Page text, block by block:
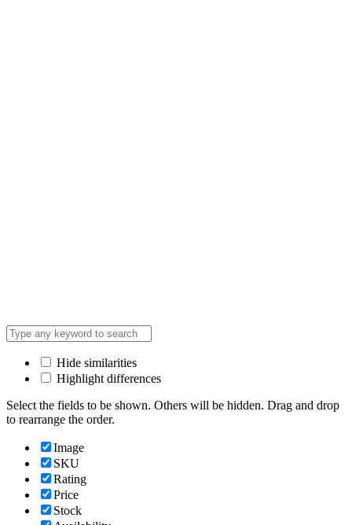
Hide similarities
Highlight differences
Select the fields to be shown. Others will be hidden. Drag and drop
to rearrange the order.
Image
SKU
Rating
Price
Stock